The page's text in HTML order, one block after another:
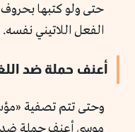
حتى ولو كتبها بحروف
الفعل اللاتيني نفسه.
أعنف حملة ضد
وحتى تتم تصفية
موسى أعنف حملة ضد